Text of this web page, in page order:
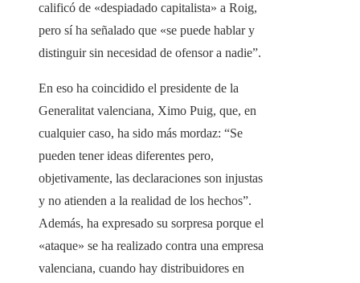
calificó de «despiadado capitalista» a Roig,
pero sí ha señalado que «se puede hablar y
distinguir sin necesidad de ofensor a nadie”.
En eso ha coincidido el presidente de la
Generalitat valenciana, Ximo Puig, que, en
cualquier caso, ha sido más mordaz: “Se
pueden tener ideas diferentes pero,
objetivamente, las declaraciones son injustas
y no atienden a la realidad de los hechos”.
Además, ha expresado su sorpresa porque el
«ataque» se ha realizado contra una empresa
valenciana, cuando hay distribuidores en